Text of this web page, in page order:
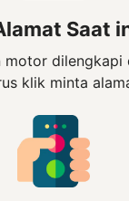
Saat
motor dilengkapi
klik minta